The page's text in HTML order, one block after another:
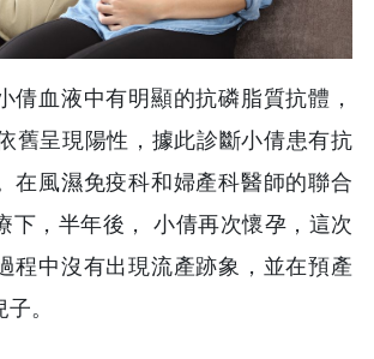
倩血液中有明顯的抗磷脂質抗體，
舊呈現陽性，據此診斷小倩患有抗
在風濕免疫科和婦產科醫師的聯合
下，半年後， 小倩再次懷孕，這次
程中沒有出現流產跡象，並在預產
。